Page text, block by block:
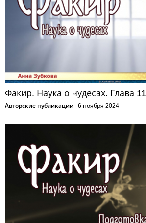
Факир. Наука о чудесах. Глава 11
Авторские публикации 6 ноября 2024